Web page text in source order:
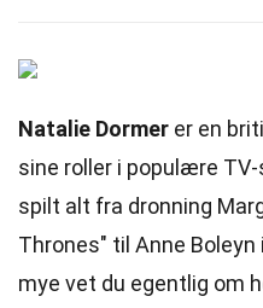
Natalie Dormer er en
sine roller i populære
spilt alt fra dronning
Thrones" til Anne
mye vet du egentlig om